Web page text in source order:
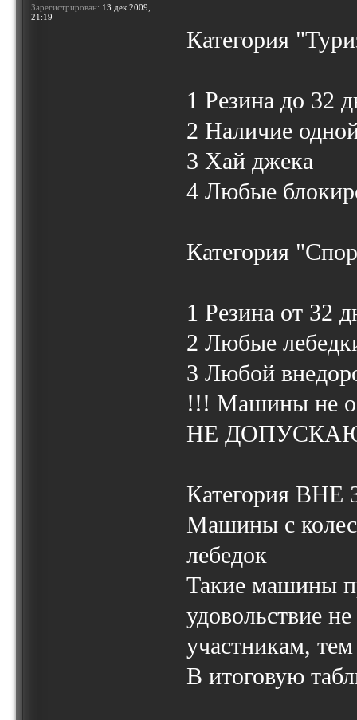
Зарегистрирован: 13 дек 2009,
21:19
Категория
1 Резина до 32
2 Наличие
3 Хай джека
4 Любые
Категория
1 Резина от 32
2 Любые
3 Любой
!!! Машины не
НЕ
Категория
Машины с
лебедок
Такие машины
удовольствие
участникам, тем
В итоговую